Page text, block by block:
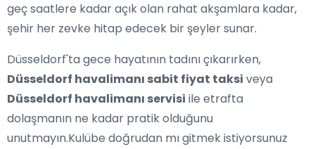
geç saatlere kadar açık olan rahat akşamlara kadar,
şehir her zevke hitap edecek bir şeyler sunar.
Düsseldorf'ta gece hayatının tadını çıkarırken,
Düsseldorf havalimanı sabit fiyat taksi veya
Düsseldorf havalimanı servisi ile etrafta
dolaşmanın ne kadar pratik olduğunu
unutmayın.Kulübe doğrudan mı gitmek istiyorsunuz